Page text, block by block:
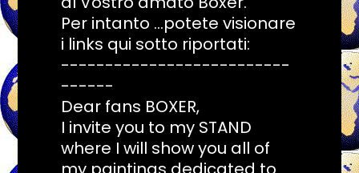
Per intanto ...potete visionare
i links qui sotto riportati:
--------------------------
------
Dear fans BOXER,
I invite you to my STAND
where I will show you all of